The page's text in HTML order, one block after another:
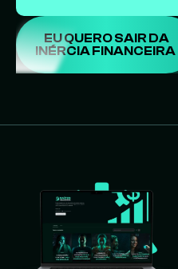
EU QUERO SAIR DA
INÉRCIA FINANCEIRA